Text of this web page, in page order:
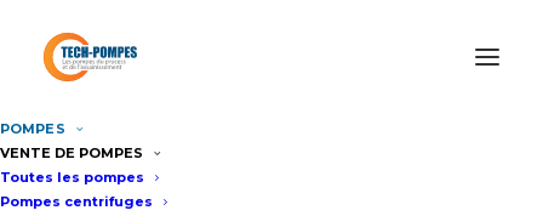
POMPES
VENTE DE POMPES
Toutes les pompes
Pompes centrifuges
Accueil Système de dosage